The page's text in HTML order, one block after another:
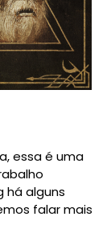
essa é uma
há alguns
falar mais